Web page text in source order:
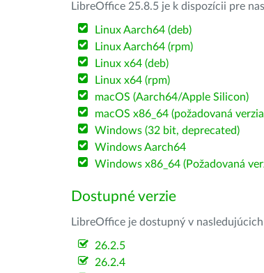
LibreOffice 25.8.5 je k dispozícii pre
Linux Aarch64 (deb)
Linux Aarch64 (rpm)
Linux x64 (deb)
Linux x64 (rpm)
macOS (Aarch64/Apple Silicon)
macOS x86_64 (požadovaná
Windows (32 bit, deprecated)
Windows Aarch64
Windows x86_64 (Požadovaná
Dostupné verzie
LibreOffice je dostupný v nasledujúcich
26.2.5
26.2.4